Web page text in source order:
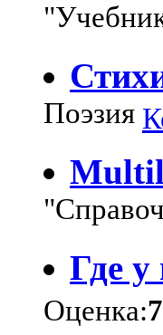
Поэзия
Где
Оценка: